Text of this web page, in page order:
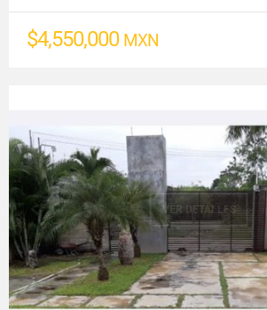
$4,550,000 MXN
VER DETALLES